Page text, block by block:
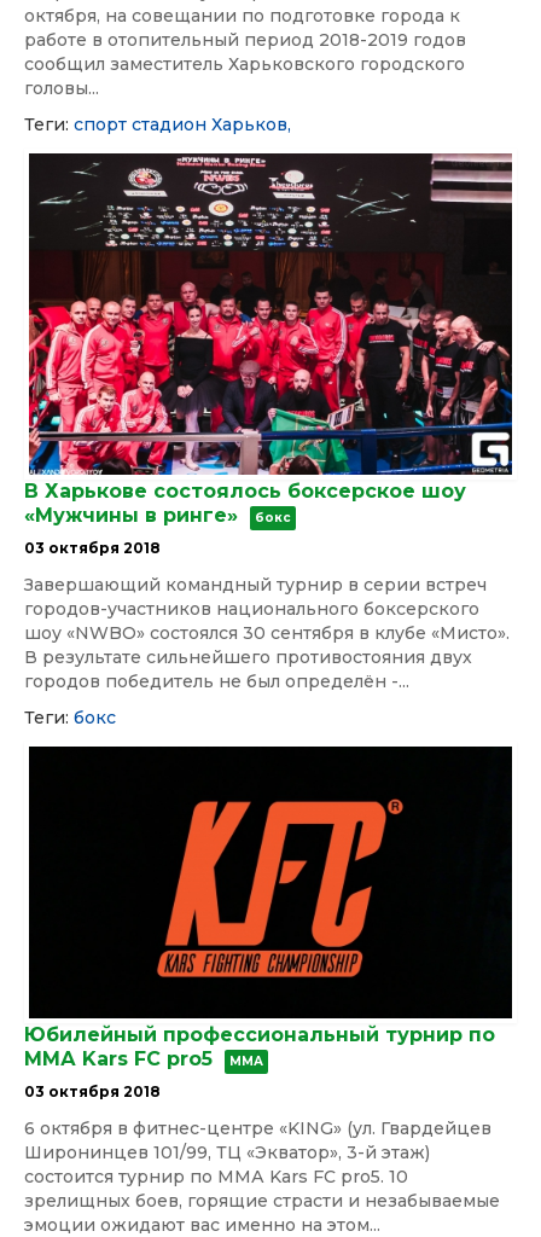
октября, на совещании по подготовке города к
работе в отопительный период 2018-2019 годов
сообщил заместитель Харьковского городского
головы...
Теги: спорт стадион Харьков,
В Харькове состоялось боксерское шоу
«Мужчины в ринге»
бокс
03 октября 2018
Завершающий командный турнир в серии встреч
городов-участников национального боксерского
шоу «NWBO» состоялся 30 сентября в клубе «Мисто».
В результате сильнейшего противостояния двух
городов победитель не был определён -...
Теги: бокс
Юбилейный профессиональный турнир по
ММА Kars FC pro5
ММА
03 октября 2018
6 октября в фитнес-центре «KING» (ул. Гвардейцев
Широнинцев 101/99, ТЦ «Экватор», 3-й этаж)
состоится турнир по ММА Kars FC pro5. 10
зрелищных боев, горящие страсти и незабываемые
эмоции ожидают вас именно на этом...